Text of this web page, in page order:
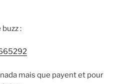
:
mais que payent et pour